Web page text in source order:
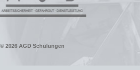
© 2026 AGD Schulungen